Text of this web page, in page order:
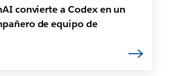
convierte a Codex en un
de equipo de